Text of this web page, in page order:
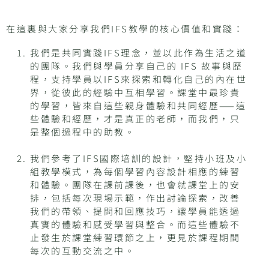
在這裏與大家分享我們IFS教學的核心價值和實踐：
我們是共同實踐IFS理念，並以此作為生活之道
的團隊。我們與學員分享自己的 IFS 故事與歷
程，支持學員以IFS來探索和轉化自己的內在世
界，從彼此的經驗中互相學習。課堂中最珍貴
的學習，皆來自這些親身體驗和共同經歷——這
些體驗和經歷，才是真正的老師，而我們，只
是整個過程中的助教。
我們參考了IFS國際培訓的設計，堅持小班及小
組教學模式，為每個學習內容設計相應的練習
和體驗。團隊在課前課後，也會就課堂上的安
排，包括每次現場示範，作出討論探索，改善
我們的帶領、提問和回應技巧，讓學員能透過
真實的體驗和感受學習與整合。而這些體驗不
止發生於課堂練習環節之上，更見於課程期間
每次的互動交流之中。